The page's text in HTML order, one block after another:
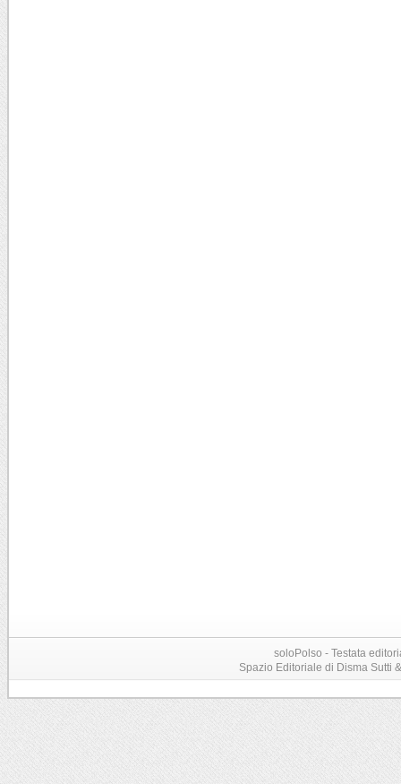
soloPolso - Testata
Spazio Editoriale di Disma Sutti